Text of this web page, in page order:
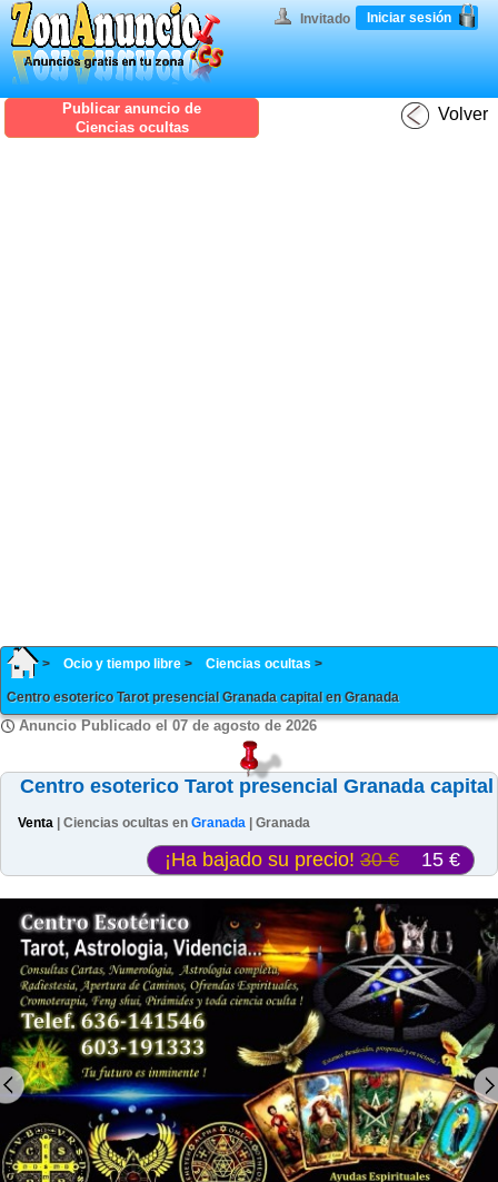
Invitado Iniciar sesión
Publicar anuncio de
Ciencias ocultas
Volver
Ocio y tiempo libre Ciencias ocultas
Centro esoterico Tarot presencial Granada capital en Granada
Anuncio Publicado el 07 de agosto de 2026
Centro esoterico Tarot presencial Granada capital
Venta | Ciencias ocultas en Granada | Granada
¡Ha bajado su precio! 30 € 15 €